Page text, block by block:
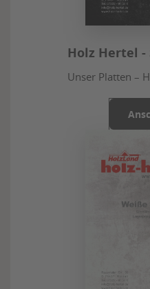
Holz Hertel -
Unser Platten –